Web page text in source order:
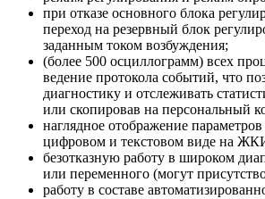
при отказе основного блока
переход на резервный блок
заданным током возбуждения;
(более 500 осциллограмм) всех
ведение протокола событий, что
диагностику и отслеживать
или скопировав на персональный
наглядное отображение
цифровом и текстовом виде на
безотказную работу в широком
или переменного (могут
работу в составе